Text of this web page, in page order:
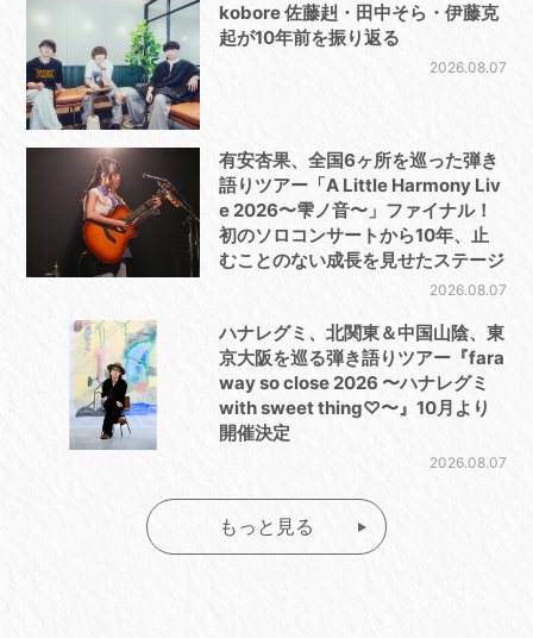
kobore 佐藤赳・田中そら・伊藤克
起が10年前を振り返る
2026.08.07
有安杏果、全国6ヶ所を巡った弾き
語りツアー「A Little Harmony Liv
e 2026〜雫ノ音〜」ファイナル！
初のソロコンサートから10年、止
むことのない成長を見せたステージ
2026.08.07
ハナレグミ、北関東＆中国山陰、東
京大阪を巡る弾き語りツアー『fara
way so close 2026 〜ハナレグミ
with sweet thing♡〜』10月より
開催決定
2026.08.07
もっと見る